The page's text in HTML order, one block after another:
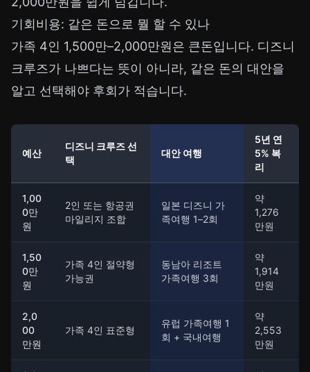
기회비용: 같은 돈으로 뭘 할 수 있나
가족 4인 1,500만–2,000만원은 큰돈입니다. 디즈니
크루즈가 나쁘다는 뜻이 아니라, 같은 돈의 대안을
알고 선택해야 후회가 적습니다.
예산
디즈니 크루즈 선
택
대안 여행
5년 연
5% 복
리
1,00
0만
원
2인 또는 항공권
마일리지 조합
일본 디즈니 가
족여행 1–2회
약
1,276
만원
1,50
0만
원
가족 4인 절약형
가능권
동남아 리조트
가족여행 3회
약
1,914
만원
2,0
00
만원
가족 4인 표준형
유럽 가족여행 1
회 + 국내여행
약
2,553
만원